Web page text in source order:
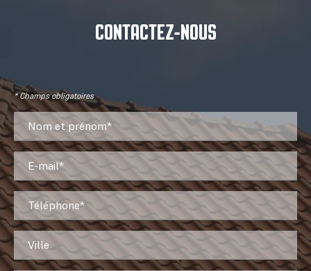
CONTACTEZ-NOUS
* Champs obligatoires
Nom et prénom*
E-mail*
Téléphone*
Ville